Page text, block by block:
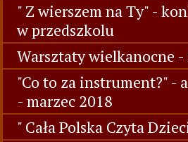
" Z wierszem na Ty" -
w przedszkolu
Warsztaty wielkanocne -
"Co to za instrument?" -
- marzec 2018
" Cała Polska Czyta